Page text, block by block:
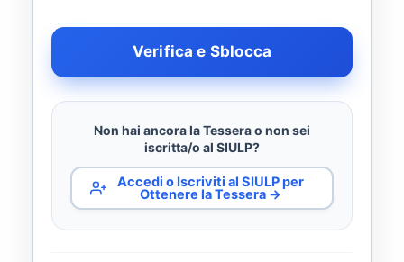
Verifica e Sblocca
Non hai ancora la Tessera o non sei
iscritta/o al SIULP?
Accedi o Iscriviti al SIULP per
Ottenere la Tessera →